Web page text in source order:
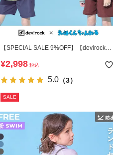
【SPECIAL SALE 9%OFF】【devirock×
ダーラッシュガード＆サーフパンツセット
¥2,998 税込
5.0（3）
SALE